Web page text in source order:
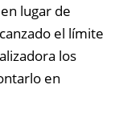
lugar de
el límite
los
en